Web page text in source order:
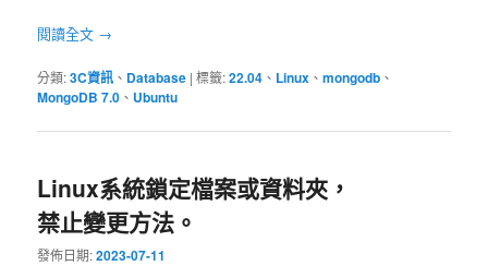
閱讀全文 →
分類:3C資訊 、 Database |標籤:22.04 、 Linux 、mongodb 、
MongoDB 7.0 、 Ubuntu
Linux系統鎖定檔案或資料夾，
禁止變更方法。
發佈日期:2023-07-11